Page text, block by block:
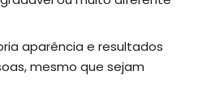
aparência e resultados
mesmo que sejam